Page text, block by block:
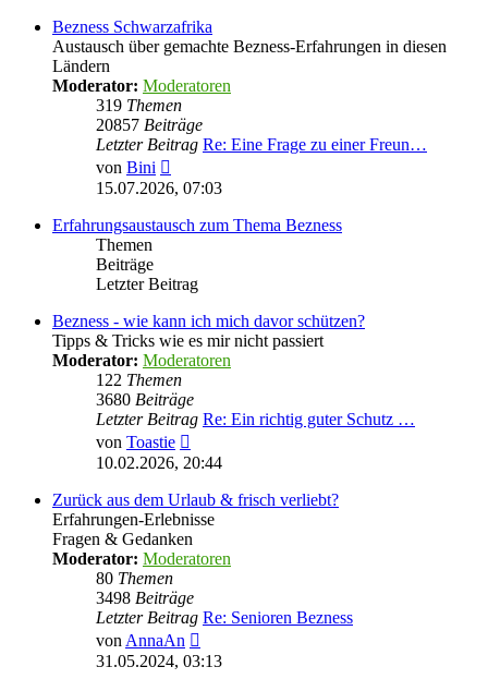
Bezness Schwarzafrika
Austausch über gemachte Bezness-Erfahrungen in diesen
Ländern
Moderator: Moderatoren
319 Themen
20857 Beiträge
Letzter Beitrag Re: Eine Frage zu einer Freun…
von Bini
Beitrag
15.07.2026, 07:03
Erfahrungsaustausch zum Thema Bezness
Themen
Beiträge
Letzter Beitrag
Bezness - wie kann ich mich davor schützen?
Tipps & Tricks wie es mir nicht passiert
Moderator: Moderatoren
122 Themen
3680 Beiträge
Letzter Beitrag Re: Ein richtig guter Schutz …
von Toastie
Beitrag
10.02.2026, 20:44
Zurück aus dem Urlaub & frisch verliebt?
Erfahrungen-Erlebnisse
Fragen & Gedanken
Moderator: Moderatoren
80 Themen
3498 Beiträge
Letzter Beitrag Re: Senioren Bezness
von AnnaAn
Beitrag
31.05.2024, 03:13